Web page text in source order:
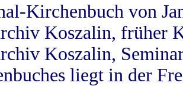
Kirchenbuch von
Koszalin, früher
Koszalin,
liegt in der